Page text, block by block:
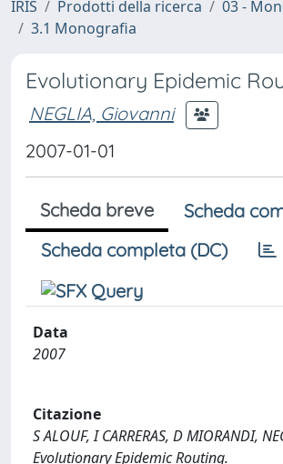
IRIS Prodotti della ricerca
03 -
3.1 Monografia
Evolutionary Epidemic
NEGLIA, Giovanni
2007-01-01
Scheda breve
Scheda
Scheda completa (DC)
Data
2007
Citazione
S ALOUF, I CARRERAS, D MIORANDI,
Evolutionary Epidemic Routing.